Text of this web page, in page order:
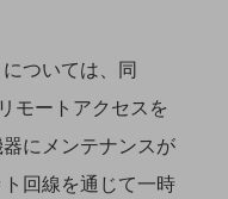
ンドウで開きます
ついては、同
モートアクセスを
にメンテナンスが
回線を通じて一時